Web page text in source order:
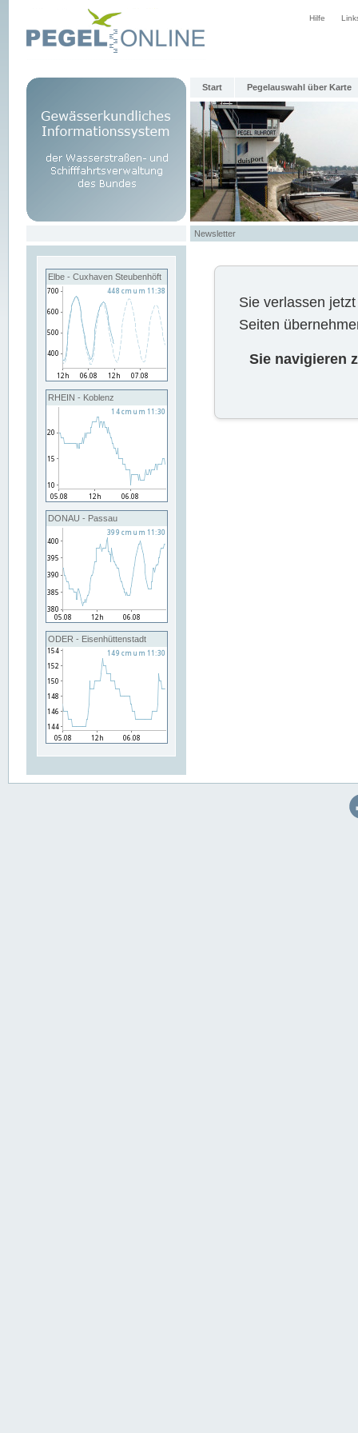
Hilfe
Start Pegelauswahl über Karte
Newsletter
Elbe - Cuxhaven Steubenhöft
RHEIN - Koblenz
DONAU - Passau
ODER - Eisenhüttenstadt
Sie verlassen
Seiten
Sie navigieren